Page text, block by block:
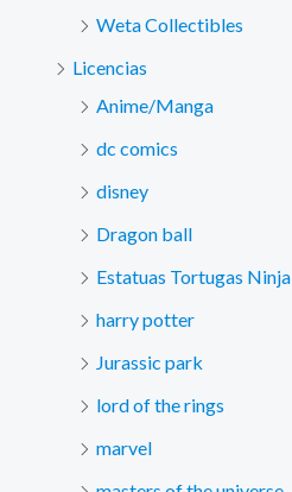
Weta Collectibles
Licencias
Anime/Manga
dc comics
disney
Dragon ball
Estatuas Tortugas Ninja
harry potter
Jurassic park
lord of the rings
marvel